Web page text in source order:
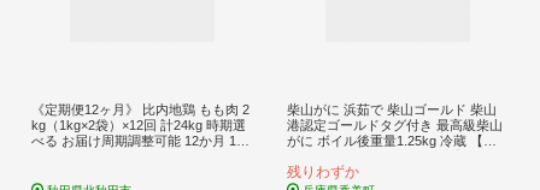
《定期便12ヶ月》 比内地鶏 もも肉 2
kg（1kg×2袋）×12回 計24kg 時期選
べる お届け周期調整可能 12か月 12
柴山がに 浜茹で 柴山ゴールド 柴山
港認定ゴールドタグ付き 最高級柴山
がに ボイル後重量1.25kg 冷蔵 【令
かにすき ボイル カニ かに 蟹 新鮮 お
すすめ 返礼品 兵庫県 香美町 香住 カ
残りわずか